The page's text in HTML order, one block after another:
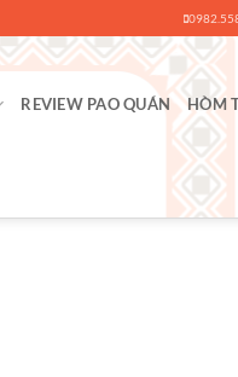
REVIEW PAO QUÁN HÒM